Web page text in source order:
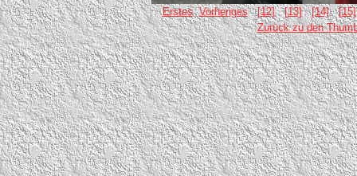
Erstes Vorheriges [12] [13] [14]
[15]
Zurück zu den